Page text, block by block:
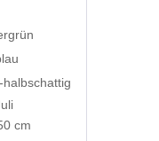
halbschattig
cm